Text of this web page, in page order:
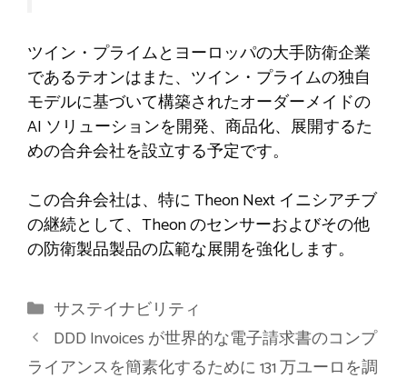
ツイン・プライムとヨーロッパの大手防衛企業
であるテオンはまた、ツイン・プライムの独自
モデルに基づいて構築されたオーダーメイドの
AI ソリューションを開発、商品化、展開するた
めの合弁会社を設立する予定です。
この合弁会社は、特に Theon Next イニシアチブ
の継続として、Theon のセンサーおよびその他
の防衛製品製品の広範な展開を強化します。
カ
テ
ゴ
サステイナビリティ
DDD Invoices が世界的な電子請求書のコンプ
ライアンスを簡素化するために 131 万ユーロを調